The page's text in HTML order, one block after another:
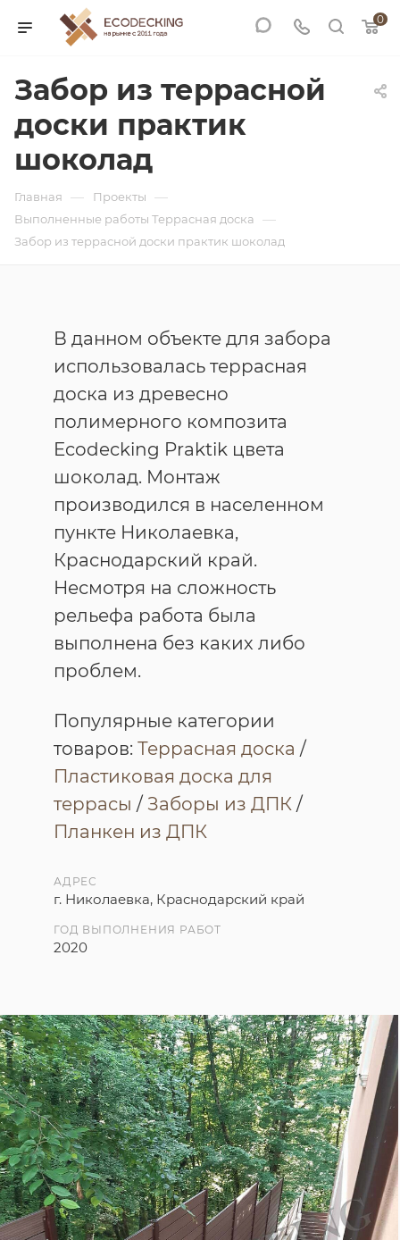
0
Забор из террасной
доски практик
шоколад
Главная — Проекты —
Выполненные работы Террасная доска —
Забор из террасной доски практик шоколад
В данном объекте для забора
использовалась террасная
доска из древесно
полимерного композита
Ecodecking Praktik цвета
шоколад. Монтаж
производился в населенном
пункте Николаевка,
Краснодарский край.
Несмотря на сложность
рельефа работа была
выполнена без каких либо
проблем.
Популярные категории
товаров: Террасная доска /
Пластиковая доска для
террасы / Заборы из ДПК /
Планкен из ДПК
АДРЕС
г. Николаевка, Краснодарский край
ГОД ВЫПОЛНЕНИЯ РАБОТ
2020